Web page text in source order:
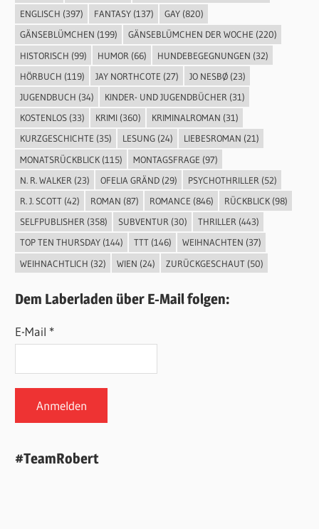
ENGLISCH (397) FANTASY(137) GAY(820)
GÄNSEBLÜMCHEN (199) GÄNSEBLÜMCHEN DER WOCHE (220)
HISTORISCH (99) HUMOR (66) HUNDEBEGEGNUNGEN (32)
HÖRBUCH (119) JAY NORTHCOTE (27) JO NESBØ(23)
JUGENDBUCH (34) KINDER- UND JUGENDBÜCHER (31)
KOSTENLOS(33) KRIMI(360) KRIMINALROMAN (31)
KURZGESCHICHTE (35) LESUNG(24) LIEBESROMAN (21)
MONATSRÜCKBLICK(115) MONTAGSFRAGE (97)
N. R. WALKER (23) OFELIA GRÄND(29) PSYCHOTHRILLER (52)
R. J. SCOTT(42) ROMAN (87) ROMANCE (846) RÜCKBLICK(98)
SELFPUBLISHER (358) SUBVENTUR (30) THRILLER (443)
TOP TEN THURSDAY(144) TTT(146) WEIHNACHTEN (37)
WEIHNACHTLICH (32) WIEN (24) ZURÜCKGESCHAUT(50)
Dem Laberladen über E-Mail folgen:
E-Mail *
#TeamRobert